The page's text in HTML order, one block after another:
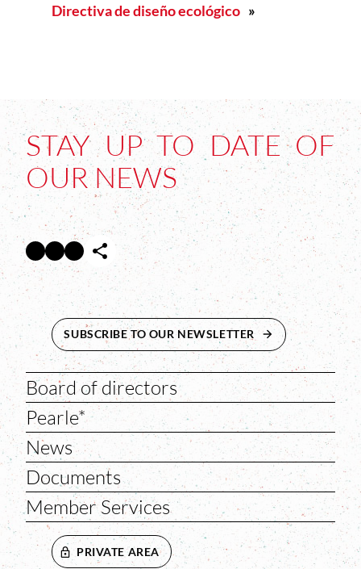
Directiva de diseño ecológico »
STAY UP TO DATE OF
OUR NEWS
Facebook Abre en nueva ventana
Twitter Abre en nueva ventana
InstagramAbre en nueva ventana
SUBSCRIBE TO OUR NEWSLETTER ABRE EN NUEVA
Board of directors
Pearle*
News
Documents
Member Services
PRIVATE AREA